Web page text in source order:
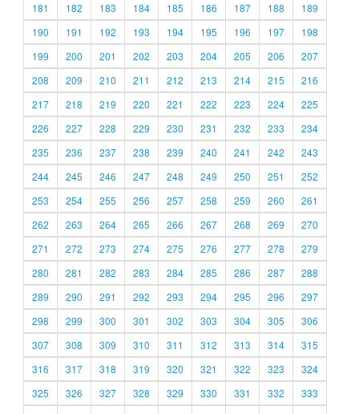
181
182 183 184 185 186 187 188
189
190
191 192 193 194 195 196 197
198
199
200 201 202 203 204 205 206
207
208
209 210 211 212 213 214 215
216
217
218 219 220 221 222 223 224
225
226
227 228 229 230 231 232 233
234
235
236 237 238 239 240 241 242
243
244
245 246 247 248 249 250 251
252
253
254 255 256 257 258 259 260
261
262
263 264 265 266 267 268 269
270
271
272 273 274 275 276 277 278
279
280
281 282 283 284 285 286 287
288
289
290 291 292 293 294 295 296
297
298
299 300 301 302 303 304 305
306
307
308 309 310 311 312 313 314
315
316
317 318 319 320 321 322 323
324
325
326 327 328 329 330 331 332
333